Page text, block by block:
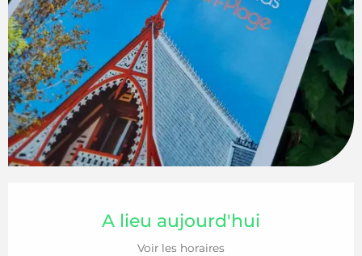
A lieu aujourd'hui
Voir les horaires